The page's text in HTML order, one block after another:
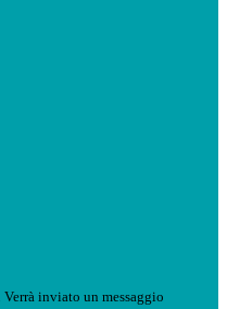
Verrà inviato un messaggio